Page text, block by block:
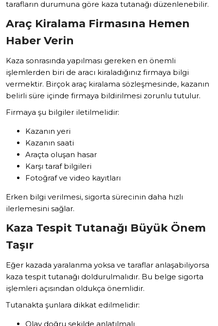
tarafların durumuna göre kaza tutanağı düzenlenebilir.
Araç Kiralama Firmasına Hemen
Haber Verin
Kaza sonrasında yapılması gereken en önemli
işlemlerden biri de aracı kiraladığınız firmaya bilgi
vermektir. Birçok araç kiralama sözleşmesinde, kazanın
belirli süre içinde firmaya bildirilmesi zorunlu tutulur.
Firmaya şu bilgiler iletilmelidir:
Kazanın yeri
Kazanın saati
Araçta oluşan hasar
Karşı taraf bilgileri
Fotoğraf ve video kayıtları
Erken bilgi verilmesi, sigorta sürecinin daha hızlı
ilerlemesini sağlar.
Kaza Tespit Tutanağı Büyük Önem
Taşır
Eğer kazada yaralanma yoksa ve taraflar anlaşabiliyorsa
kaza tespit tutanağı doldurulmalıdır. Bu belge sigorta
işlemleri açısından oldukça önemlidir.
Tutanakta şunlara dikkat edilmelidir:
Olay doğru şekilde anlatılmalı